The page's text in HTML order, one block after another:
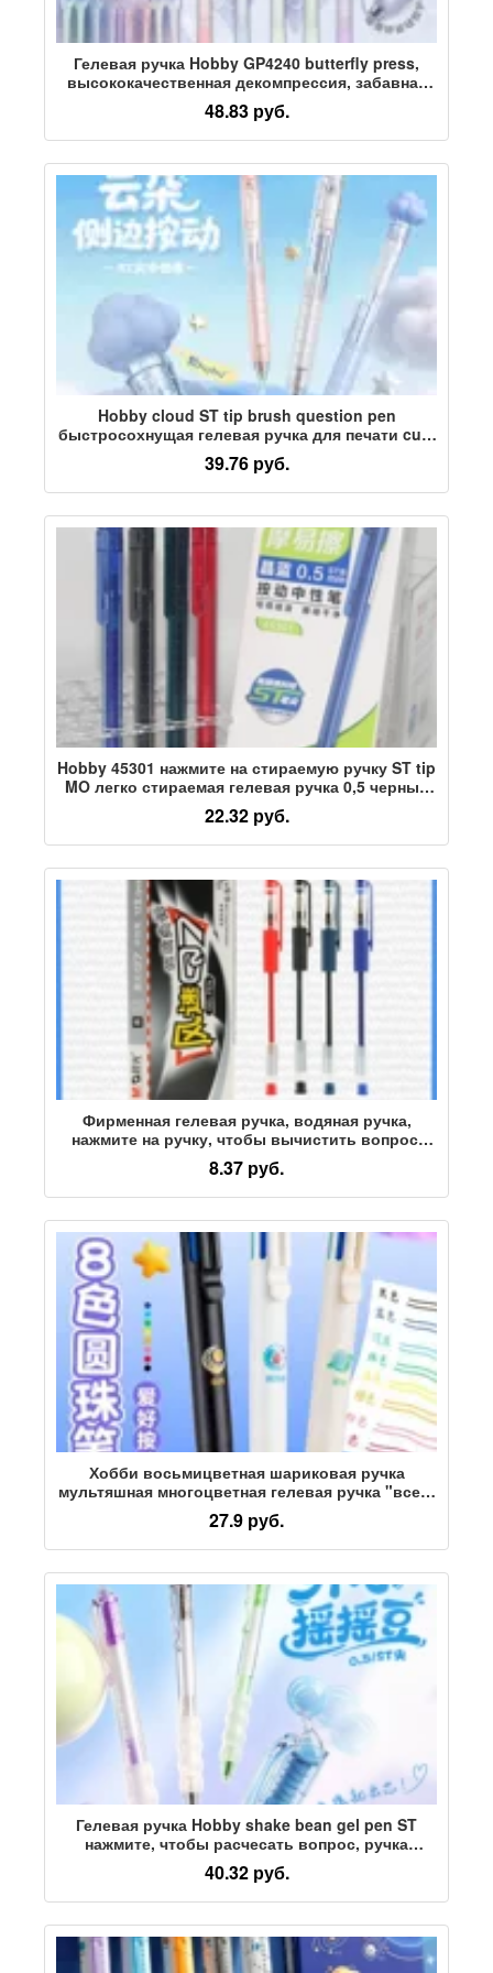
Гелевая ручка Hobby GP4240 butterfly press,
высококачественная декомпрессия, забавная
быстросохнущая кисть толщиной 0,5 дюйма,
черная ручка для надписей
48.83 руб.
Hobby cloud ST tip brush question pen
быстросохнущая гелевая ручка для печати cute
high-value 0.5 черная гелевая ручка для
студентов
39.76 руб.
Hobby 45301 нажмите на стираемую ручку ST tip
MO легко стираемая гелевая ручка 0,5 черный
кристалл синие чернила синий красный
стираемая водяная ручка
22.32 руб.
Фирменная гелевая ручка, водяная ручка,
нажмите на ручку, чтобы вычистить вопрос,
канцелярские принадлежности для студентов,
черная, синяя и красная ручка большой
емкости, ручка для подписи
8.37 руб.
Хобби восьмицветная шариковая ручка
мультяшная многоцветная гелевая ручка "все в
одном" нажимного типа, цветной маркер,
многофункциональная ручка, канцелярские
принадлежности
27.9 руб.
Гелевая ручка Hobby shake bean gel pen ST
нажмите, чтобы расчесать вопрос, ручка
быстросохнущая и гладкая, специальная
черная водяная ручка для студентов, черная
ручка
40.32 руб.